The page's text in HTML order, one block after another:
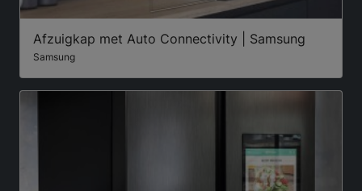
Afzuigkap met Auto Connectivity | Samsung
Samsung